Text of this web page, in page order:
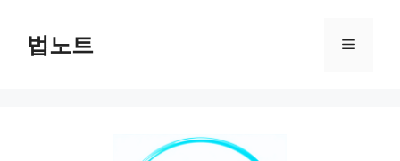
법노트 메